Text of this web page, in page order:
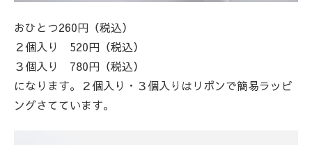
おひとつ260円（税込）
２個入り 520円（税込）
３個入り 780円（税込）
になります。２個入り・３個入りはリボンで簡易ラッピ
ングさてています。